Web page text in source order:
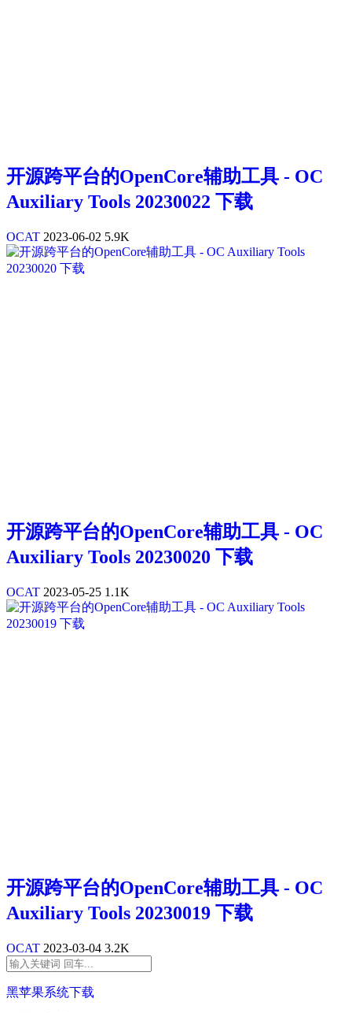
开源跨平台的OpenCore辅助工具 - OC
Auxiliary Tools 20230022 下载
OCAT 2023-06-02 5.9K
开源跨平台的OpenCore辅助工具 - OC
Auxiliary Tools 20230020 下载
OCAT 2023-05-25 1.1K
开源跨平台的OpenCore辅助工具 - OC
Auxiliary Tools 20230019 下载
OCAT 2023-03-04 3.2K
黑苹果系统下载